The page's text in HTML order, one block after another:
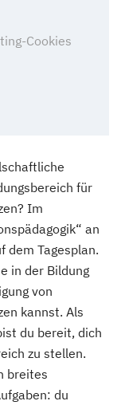
für
Im
an
dem Tagesplan.
in der Bildung
von
kannst. Als
du bereit, dich
zu stellen.
breites
du